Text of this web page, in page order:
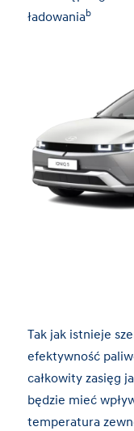
ładowaniab
Tak jak istnieje
efektywność
całkowity zasięg
będzie mieć
temperatura